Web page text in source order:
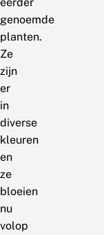
genoemde
planten.
Ze
zijn
er
in
diverse
kleuren
en
ze
bloeien
nu
volop